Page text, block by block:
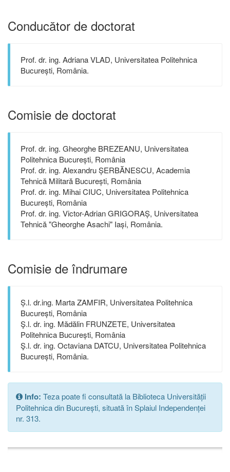
Conducător de doctorat
Prof. dr. ing. Adriana VLAD, Universitatea Politehnica
București, România.
Comisie de doctorat
Prof. dr. ing. Gheorghe BREZEANU, Universitatea
Politehnica București, România
Prof. dr. ing. Alexandru ȘERBĂNESCU, Academia
Tehnică Militară București, România
Prof. dr. ing. Mihai CIUC, Universitatea Politehnica
București, România
Prof. dr. ing. Victor-Adrian GRIGORAȘ, Universitatea
Tehnică "Gheorghe Asachi" Iași, România.
Comisie de îndrumare
Ș.l. dr.ing. Marta ZAMFIR, Universitatea Politehnica
București, România
Ş.l. dr. ing. Mădălin FRUNZETE, Universitatea
Politehnica București, România
Ş.l. dr. ing. Octaviana DATCU, Universitatea Politehnica
București, România.
Info: Teza poate fi consultată la Biblioteca Universității
Politehnica din București, situată în Splaiul Independenței
nr. 313.